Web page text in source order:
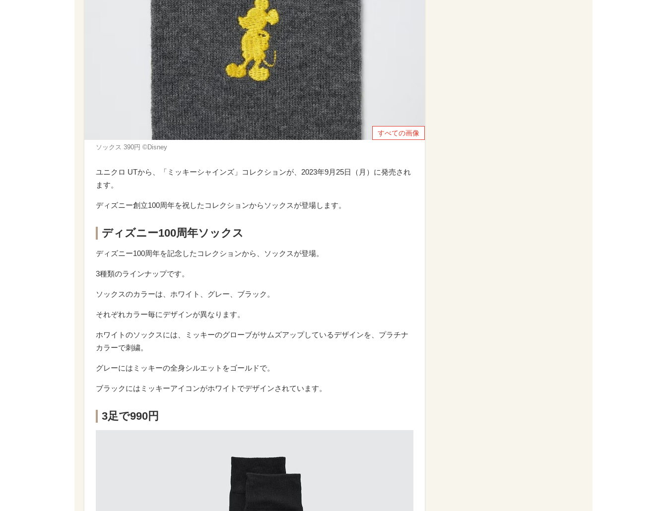
すべての画像
ソックス 390円 ©Disney
ユニクロ UTから、「ミッキーシャインズ」コレクションが、2023年9月25日（月）に発売され
ます。
ディズニー創立100周年を祝したコレクションからソックスが登場します。
ディズニー100周年ソックス
ディズニー100周年を記念したコレクションから、ソックスが登場。
3種類のラインナップです。
ソックスのカラーは、ホワイト、グレー、ブラック。
それぞれカラー毎にデザインが異なります。
ホワイトのソックスには、ミッキーのグローブがサムズアップしているデザインを、プラチナ
カラーで刺繍。
グレーにはミッキーの全身シルエットをゴールドで。
ブラックにはミッキーアイコンがホワイトでデザインされています。
3足で990円